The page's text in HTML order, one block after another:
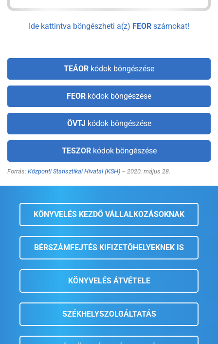
Ide kattintva böngészheti a(z) FEOR számokat!
TEÁOR kódok böngészése
FEOR kódok böngészése
ÖVTJ kódok böngészése
TESZORkódok böngészése
Forrás: Központi Statisztikai Hivatal (KSH) – 2020. május 28.
KÖNYVELÉS KEZDŐ VÁLLALKOZÁSOKNAK
BÉRSZÁMFEJTÉS KIFIZETŐHELYEKNEK IS
KÖNYVELÉS ÁTVÉTELE
SZÉKHELYSZOLGÁLTATÁS